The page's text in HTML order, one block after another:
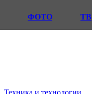
ФОТО ТВ
Техника и технологии